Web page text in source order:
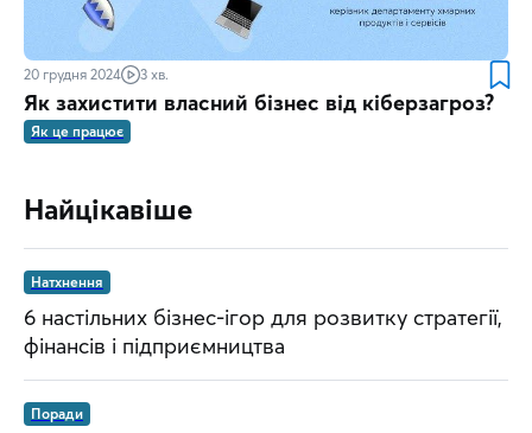
20 грудня 2024 3 хв.
Як захистити власний бізнес від кіберзагроз?
Як це працює
Найцікавіше
Натхнення
6 настільних бізнес-ігор для розвитку стратегії,
фінансів і підприємництва
Поради